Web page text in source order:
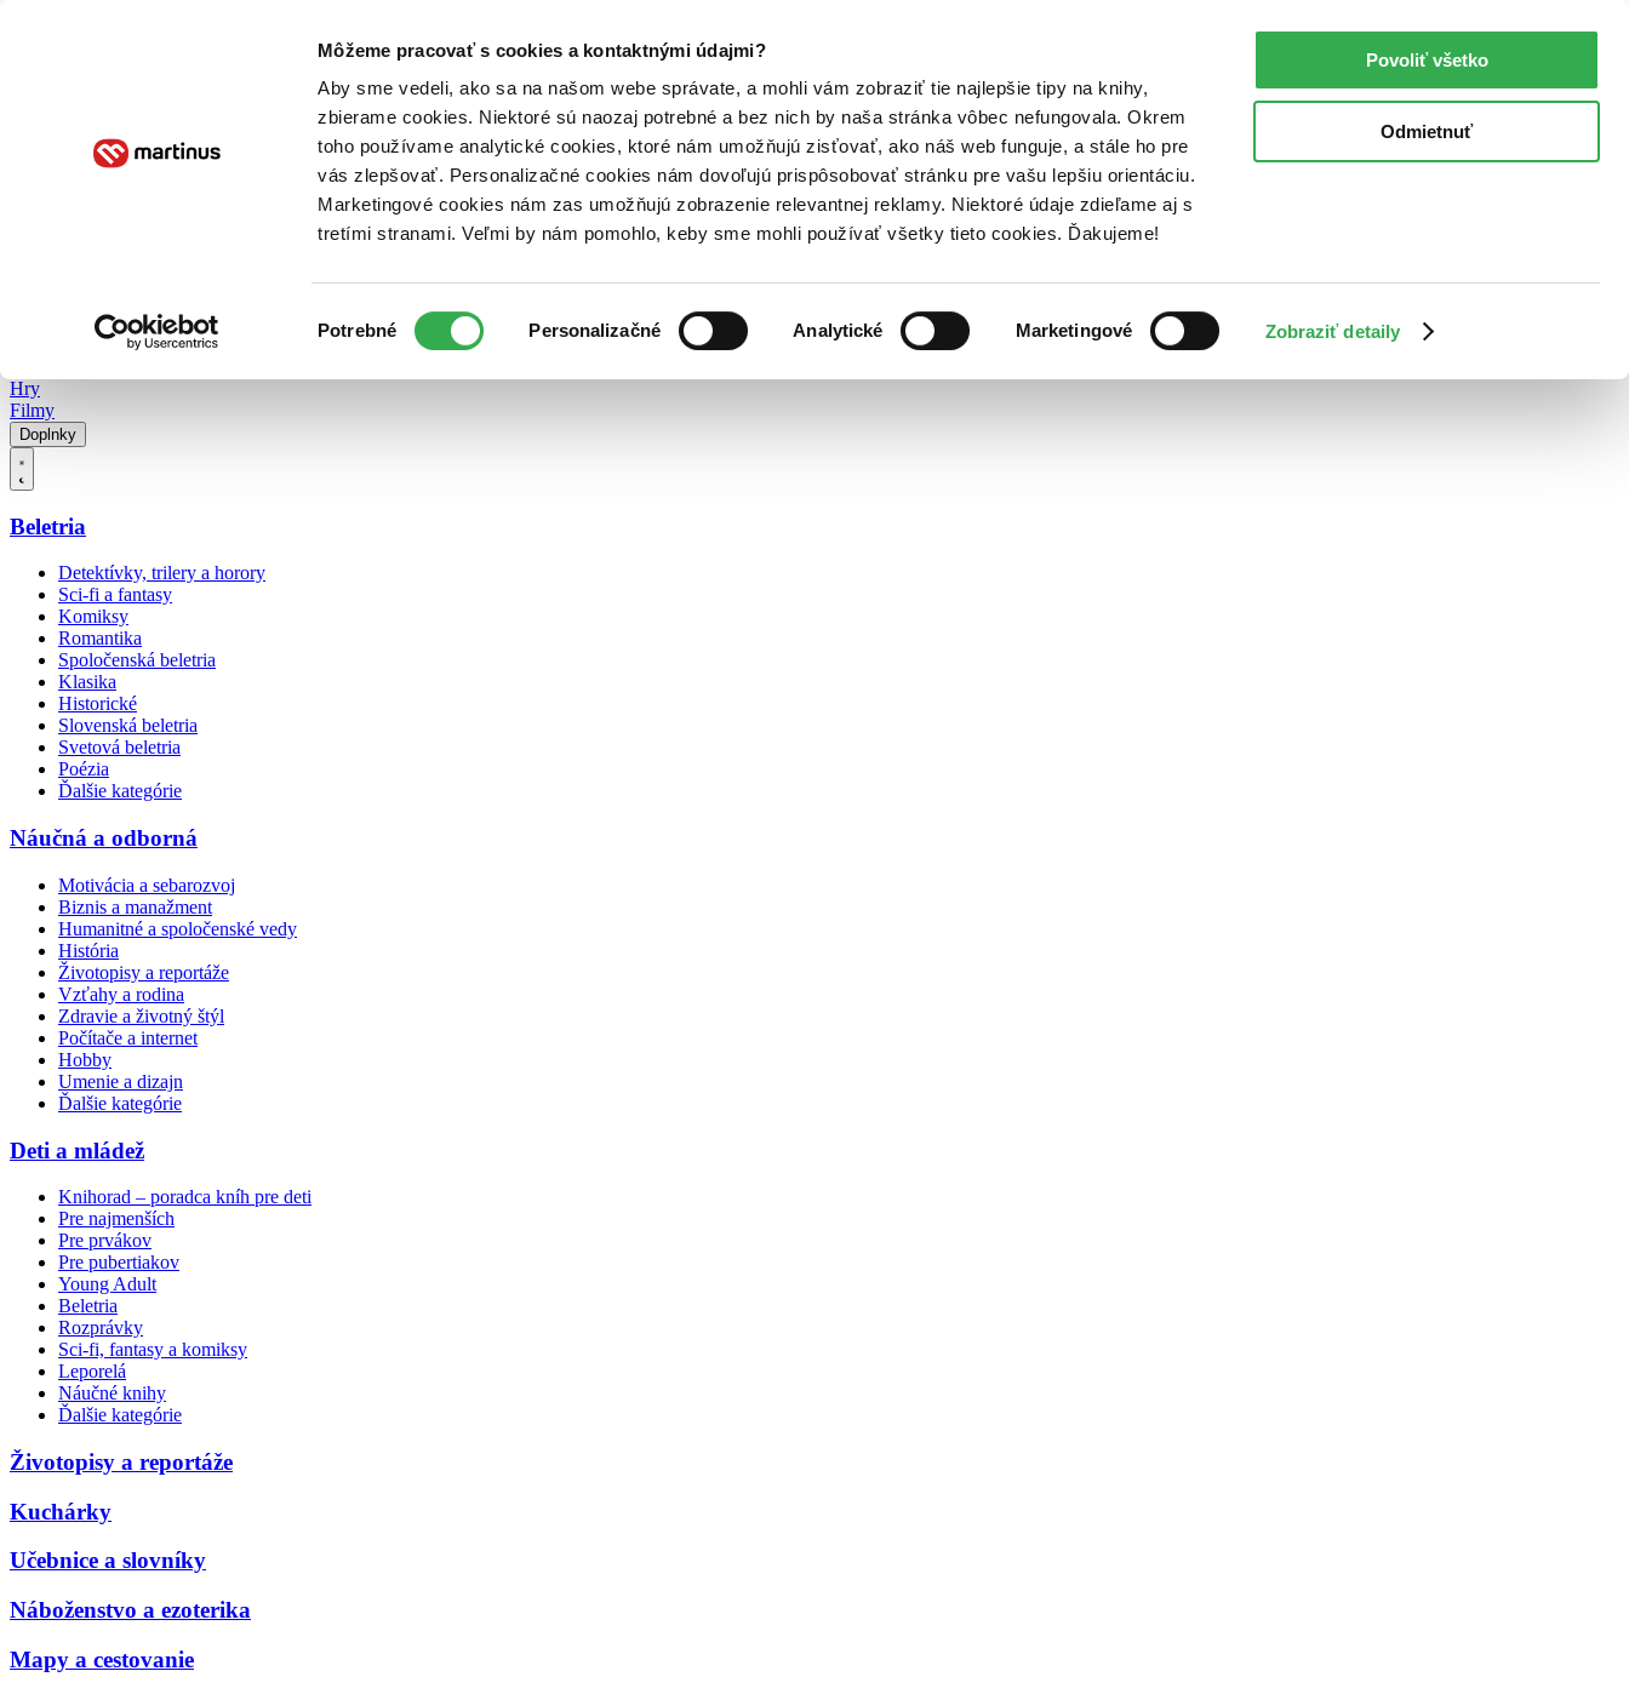
Môžeme pracovať s cookies a kontaktnými údajmi?
Aby sme vedeli, ako sa na našom webe správate, a mohli vám zobraziť tie najlepšie tipy na knihy,
zbierame cookies. Niektoré sú naozaj potrebné a bez nich by naša stránka vôbec nefungovala. Okrem
toho používame analytické cookies, ktoré nám umožňujú zisťovať, ako náš web funguje, a stále ho pre
vás zlepšovať. Personalizačné cookies nám dovoľujú prispôsobovať stránku pre vašu lepšiu orientáciu.
Marketingové cookies nám zas umožňujú zobrazenie relevantnej reklamy. Niektoré údaje zdieľame aj s
tretími stranami. Veľmi by nám pomohlo, keby sme mohli používať všetky tieto cookies. Ďakujeme!
súhlasu
Potrebné Personalizačné Analytické Marketingové Zobraziť detaily
Povoliť všetko
Odmietnuť
Poukážky Kontakt
Hry
Filmy
Doplnky
Beletria
Detektívky, trilery a horory
Sci-fi a fantasy
Komiksy
Romantika
Spoločenská beletria
Klasika
Historické
Slovenská beletria
Svetová beletria
Poézia
Ďalšie kategórie
Náučná a odborná
Motivácia a sebarozvoj
Biznis a manažment
Humanitné a spoločenské vedy
História
Životopisy a reportáže
Vzťahy a rodina
Zdravie a životný štýl
Počítače a internet
Hobby
Umenie a dizajn
Ďalšie kategórie
Deti a mládež
Knihorad – poradca kníh pre deti
Pre najmenších
Pre prvákov
Pre pubertiakov
Young Adult
Beletria
Rozprávky
Sci-fi, fantasy a komiksy
Leporelá
Náučné knihy
Ďalšie kategórie
Životopisy a reportáže
Kuchárky
Učebnice a slovníky
Náboženstvo a ezoterika
Mapy a cestovanie